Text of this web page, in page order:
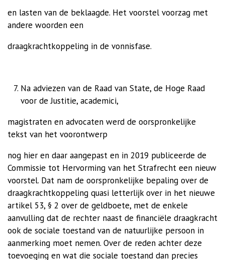
en lasten van de beklaagde. Het voorstel voorzag met
andere woorden een
draagkrachtkoppeling in de vonnisfase.
Na adviezen van de Raad van State, de Hoge Raad
voor de Justitie, academici,
magistraten en advocaten werd de oorspronkelijke
tekst van het voorontwerp
nog hier en daar aangepast en in 2019 publiceerde de
Commissie tot Hervorming van het Strafrecht een nieuw
voorstel. Dat nam de oorspronkelijke bepaling over de
draagkrachtkoppeling quasi letterlijk over in het nieuwe
artikel 53, § 2 over de geldboete, met de enkele
aanvulling dat de rechter naast de financiële draagkracht
ook de sociale toestand van de natuurlijke persoon in
aanmerking moet nemen. Over de reden achter deze
toevoeging en wat die sociale toestand dan precies